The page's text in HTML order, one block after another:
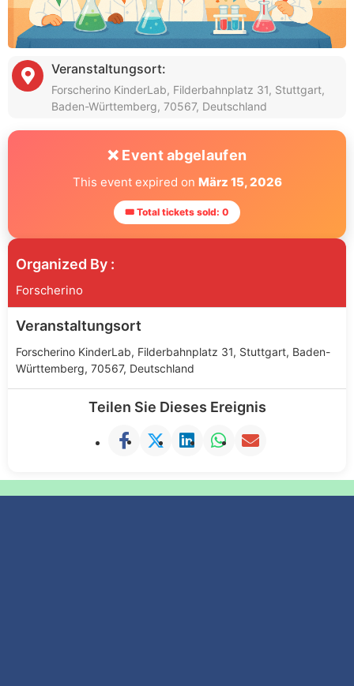
Veranstaltungsort:
Forscherino KinderLab, Filderbahnplatz 31, Stuttgart,
Baden-Württemberg, 70567, Deutschland
❌ Event abgelaufen
This event expired on März 15, 2026
🎟 Total tickets sold: 0
Organized By :
Forscherino
Veranstaltungsort
Forscherino KinderLab, Filderbahnplatz 31, Stuttgart, Baden-
Württemberg, 70567, Deutschland
Teilen Sie Dieses Ereignis